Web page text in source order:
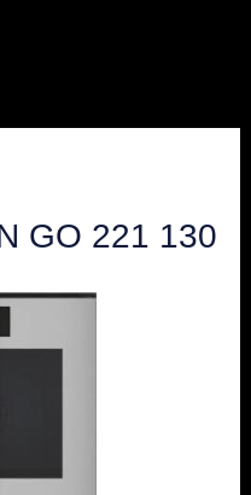
GO 221 130